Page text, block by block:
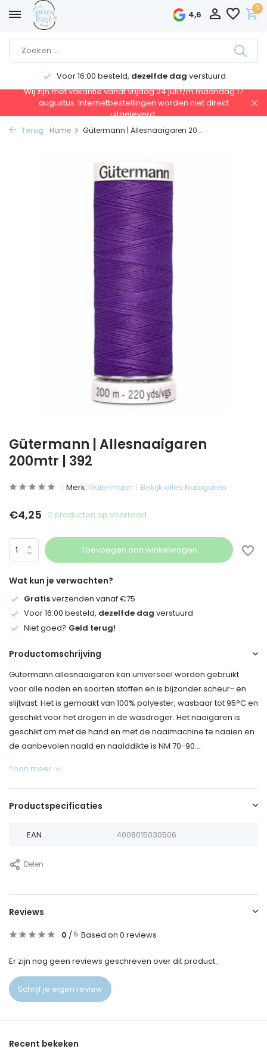
4,6
0
Voor 16:00 besteld, dezelfde dag verstuurd
Wij zijn met vakantie vanaf vrijdag 24 juli t/m maandag 17
augustus. Internetbestellingen worden niet direct
uitgeleverd.
Terug Home Gütermann | Allesnaaigaren 20...
Gütermann | Allesnaaigaren
200mtr | 392
Merk: Gütermann Bekijk alles Naaigaren
€4,25 2 producten op voorraad
Toevoegen aan winkelwagen
Wat kun je verwachten?
Gratisverzenden vanaf €75
Voor 16:00 besteld, dezelfde dag verstuurd
Niet goed? Geld terug!
Productomschrijving
Gütermann allesnaaigaren kan universeel worden gebruikt
voor alle naden en soorten stoffen en is bijzonder scheur- en
slijtvast. Het is gemaakt van 100% polyester, wasbaar tot 95°C en
geschikt voor het drogen in de wasdroger. Het naaigaren is
geschikt om met de hand en met de naaimachine te naaien en
de aanbevolen naald en naalddikte is NM 70-90....
Toon meer
Productspecificaties
EAN 4008015030506
Delen
Reviews
0 / 5 Based on 0 reviews
Er zijn nog geen reviews geschreven over dit product..
Schrijf je eigen review
Recent bekeken